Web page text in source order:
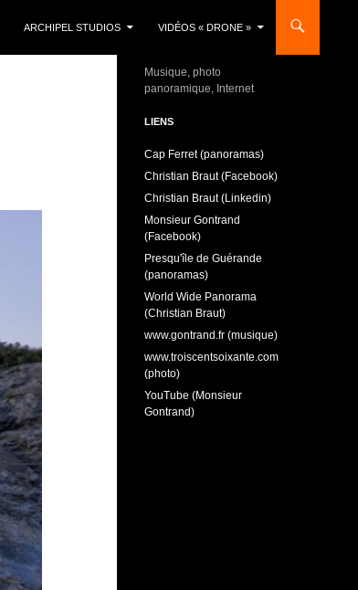
ARCHIPEL STUDIOS VIDÉOS « DRONE »
Musique, photo
panoramique, Internet
LIENS
Cap Ferret (panoramas)
Christian Braut (Facebook)
Christian Braut (Linkedin)
Monsieur Gontrand
(Facebook)
Presqu'île de Guérande
(panoramas)
World Wide Panorama
(Christian Braut)
www.gontrand.fr (musique)
www.troiscentsoixante.com
(photo)
YouTube (Monsieur
Gontrand)